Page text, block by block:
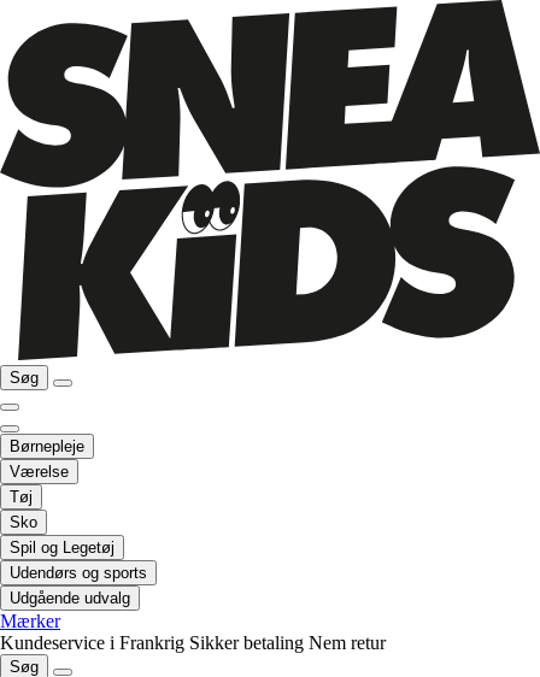
Søg
Børnepleje
Værelse
Tøj
Sko
Spil og Legetøj
Udendørs og sports
Udgående udvalg
Mærker
Kundeservice i Frankrig Sikker betaling Nem retur
Søg